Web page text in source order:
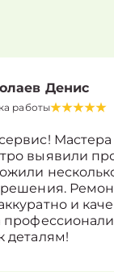
Денис
работы
Мастера
выявили
решения.
и
деталям!